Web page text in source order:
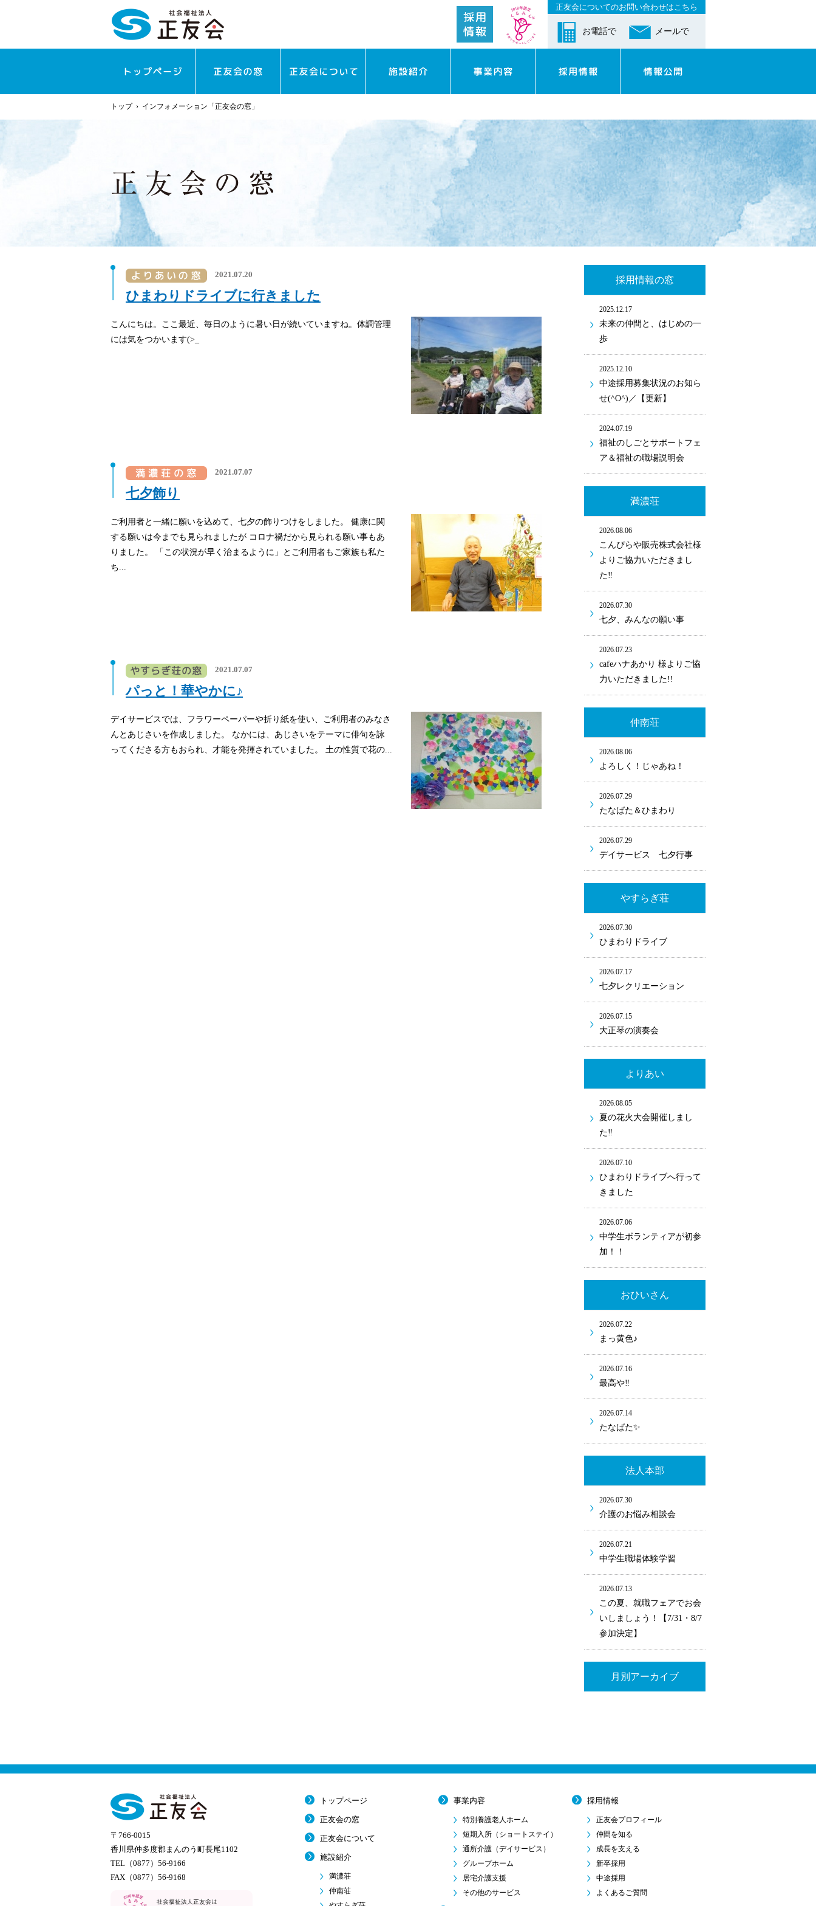
正友会についてのお問い合わせはこちら
お電話で メールで
トップ› インフォメーション「正友会の窓」
2021.07.20
ひまわりドライブに行きました
こんにちは。ここ最近、毎日のように暑い日が続いていますね。体調管理
には気をつかいます(>_
2021.07.07
七夕飾り
ご利用者と一緒に願いを込めて、七夕の飾りつけをしました。 健康に関
する願いは今までも見られましたが コロナ禍だから見られる願い事もあ
りました。 「この状況が早く治まるように」とご利用者もご家族も私た
ち...
2021.07.07
パっと！華やかに♪
デイサービスでは、フラワーペーパーや折り紙を使い、ご利用者のみなさ
んとあじさいを作成しました。 なかには、あじさいをテーマに俳句を詠
ってくださる方もおられ、才能を発揮されていました。 土の性質で花の...
採用情報の窓
2025.12.17
未来の仲間と、はじめの一
歩
2025.12.10
中途採用募集状況のお知ら
せ(^O^)／【更新】
2024.07.19
福祉のしごとサポートフェ
ア＆福祉の職場説明会
満濃荘
2026.08.06
こんぴらや販売株式会社様
よりご協力いただきまし
た‼
2026.07.30
七夕、みんなの願い事
2026.07.23
cafeハナあかり 様よりご協
力いただきました!!
仲南荘
2026.08.06
よろしく！じゃあね！
2026.07.29
たなばた＆ひまわり
2026.07.29
デイサービス 七夕行事
やすらぎ荘
2026.07.30
ひまわりドライブ
2026.07.17
七夕レクリエーション
2026.07.15
大正琴の演奏会
よりあい
2026.08.05
夏の花火大会開催しまし
た‼
2026.07.10
ひまわりドライブへ行って
きました
2026.07.06
中学生ボランティアが初参
加！！
おひいさん
2026.07.22
まっ黄色♪
2026.07.16
最高や‼
2026.07.14
たなばた✨
法人本部
2026.07.30
介護のお悩み相談会
2026.07.21
中学生職場体験学習
2026.07.13
この夏、就職フェアでお会
いしましょう！【7/31・8/7
参加決定】
月別アーカイブ
〒766-0015
香川県仲多度郡まんのう町長尾1102
TEL（0877）56-9166
FAX（0877）56-9168
トップページ
正友会の窓
正友会について
施設紹介
満濃荘
仲南荘
事業内容
特別養護老人ホーム
短期入所 （ショートステイ）
通所介護 （デイサービス）
グループホーム
居宅介護支援
その他のサービス
採用情報
正友会プロフィール
仲間を知る
成長を支える
新卒採用
中途採用
よくあるご質問